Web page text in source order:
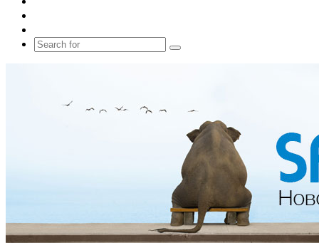
Search